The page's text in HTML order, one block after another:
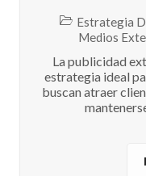
Estrategia
Medios
La publicidad
estrategia ideal
buscan atraer